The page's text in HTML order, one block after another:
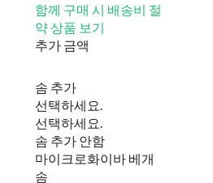
함께 구매 시 배송비 절
약 상품 보기
추가 금액
솜 추가
선택하세요.
선택하세요.
솜 추가 안함
마이크로화이바 베개
솜